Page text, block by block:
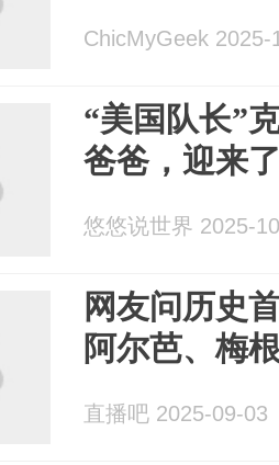
ChicMyGeek 2025-
“美国队长”
爸爸，迎来
悠悠说世界 2025-
网友问历史
阿尔芭、梅
直播吧 2025-09-03